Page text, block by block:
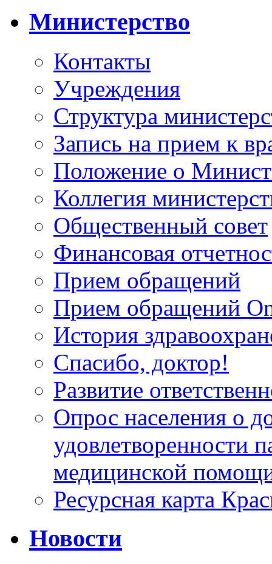
Министерство
Контакты
Учреждения
Структура
Запись на прием к
Положение о
Коллегия
Общественный совет
Финансовая
Прием обращений
Прием обращений
История
Спасибо, доктор!
Развитие
Опрос населения о
удовлетворенности
медицинской
Ресурсная карта
Новости